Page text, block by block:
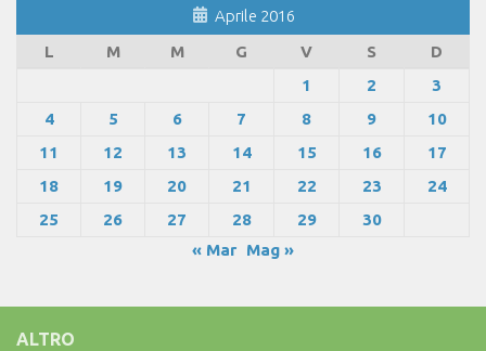
Aprile 2016
L
M M G V S
D
1
2
3
4
5 6 7 8 9
10
11
12 13 14 15 16
17
18
19 20 21 22 23
24
25
26 27 28 29
30
« Mar Mag »
ALTRO